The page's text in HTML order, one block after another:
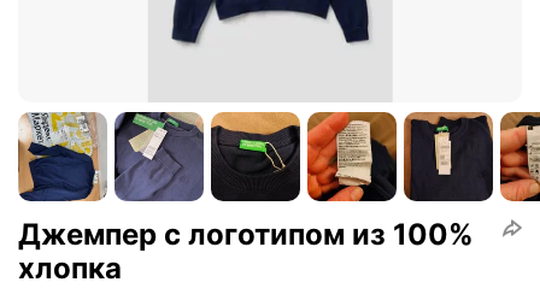
Джемпер с логотипом из 100%
хлопка